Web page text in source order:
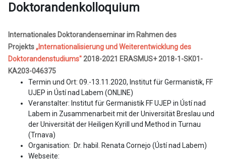
Doktorandenkolloquium
Internationales Doktorandenseminar im Rahmen des
Projekts„Internationalisierung und Weiterentwicklung des
Doktorandenstudiums"2018-2021 ERASMUS+2018-1-SK01-
KA203-046375
Termin und Ort: 09.-13.11.2020, Institut für Germanistik, FF
UJEP in Ústí nad Labem (ONLINE)
Veranstalter: Institut für Germanistik FF UJEP in Ústí nad
Labem in Zusammenarbeit mit der Universität Breslau und
der Universität der Heiligen Kyrill und Method in Turnau
(Trnava)
Organisation: Dr. habil. Renata Cornejo (Ústí nad Labem)
Webseite: